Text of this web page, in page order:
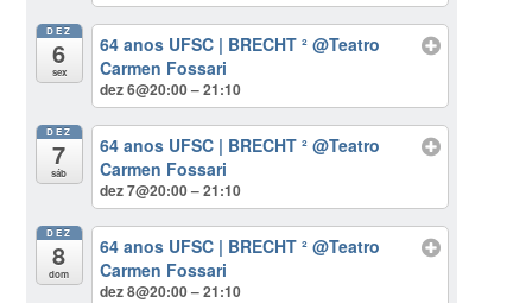
DEZ
6
sex
64 anos UFSC | BRECHT ²@Teatro
Carmen Fossari
dez 6@20:00 – 21:10
DEZ
7
sáb
64 anos UFSC | BRECHT ²@Teatro
Carmen Fossari
dez 7@20:00 – 21:10
DEZ
8
dom
64 anos UFSC | BRECHT ²@Teatro
Carmen Fossari
dez 8@20:00 – 21:10